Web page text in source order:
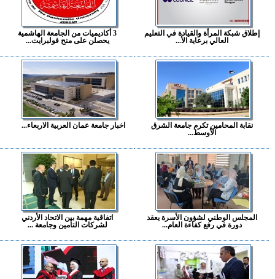
إطلاق شبكة المرأة والقيادة في التعليم
العالي برعاية الأ...
3 أكاديميات من الجامعة الهاشمية
يحصلن على منح فولبرايت...
نقابة المحامين تكرم جامعة الشرق
الأوسط...
اخبار جامعة عمان العربية الاربعاء...
المجلس الوطني لشؤون الأسرة يعقد
دورة في رفع كفاءة العام...
اتفاقية مهمة بين الاتحاد الأردني
لشركات التأمين وجامعة ...